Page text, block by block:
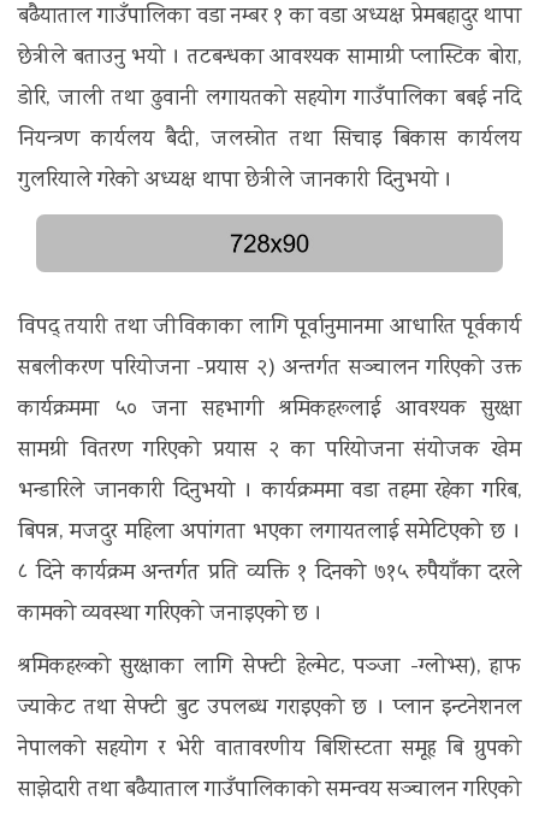
बढैयाताल गाउँपालिका वडा नम्बर १ का वडा अध्यक्ष प्रेमबहादुर थापा
छेत्रीले बताउनु भयो । तटबन्धका आवश्यक सामाग्री प्लास्टिक बोरा,
डोरि, जाली तथा ढुवानी लगायतको सहयोग गाउँपालिका बबई नदि
नियन्त्रण कार्यलय बैदी, जलस्रोत तथा सिचाइ बिकास कार्यलय
गुलरियाले गरेको अध्यक्ष थापा छेत्रीले जानकारी दिनुभयो ।
विपद् तयारी तथा जीविकाका लागि पूर्वानुमानमा आधारित पूर्वकार्य
सबलीकरण परियोजना -प्रयास २) अन्तर्गत सञ्चालन गरिएको उक्त
कार्यक्रममा ५० जना सहभागी श्रमिकहरूलाई आवश्यक सुरक्षा
सामग्री वितरण गरिएको प्रयास २ का परियोजना संयोजक खेम
भन्डारिले जानकारी दिनुभयो । कार्यक्रममा वडा तहमा रहेका गरिब,
बिपन्न, मजदुर महिला अपांगता भएका लगायतलाई समेटिएको छ ।
८ दिने कार्यक्रम अन्तर्गत प्रति व्यक्ति १ दिनको ७१५ रुपैयाँका दरले
कामको व्यवस्था गरिएको जनाइएको छ ।
श्रमिकहरूको सुरक्षाका लागि सेफ्टी हेल्मेट, पञ्जा -ग्लोभ्स), हाफ
ज्याकेट तथा सेफ्टी बुट उपलब्ध गराइएको छ । प्लान इन्टनेशनल
नेपालको सहयोग र भेरी वातावरणीय बिशिस्टता समूह बि ग्रुपको
साझेदारी तथा बढैयाताल गाउँपालिकाको समन्वय सञ्चालन गरिएको